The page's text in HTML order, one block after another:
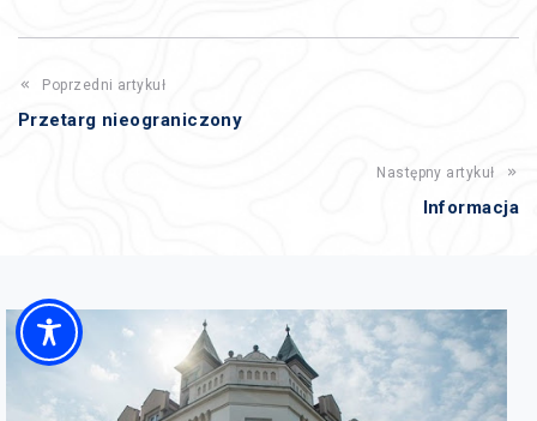
Poprzedni artykuł
Przetarg nieograniczony
Następny artykuł
Informacja